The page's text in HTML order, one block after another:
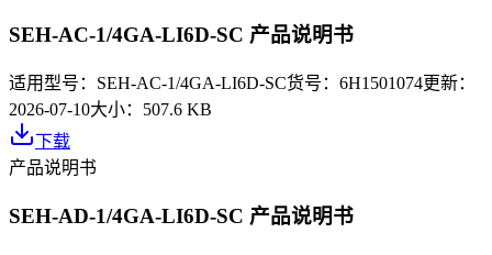
SEH-AC-1/4GA-LI6D-SC 产品说明书
适用型号： SEH-AC-1/4GA-LI6D-SC货号： 6H1501074更新：
2026-07-10大小： 507.6 KB
下载
产品说明书
SEH-AD-1/4GA-LI6D-SC 产品说明书